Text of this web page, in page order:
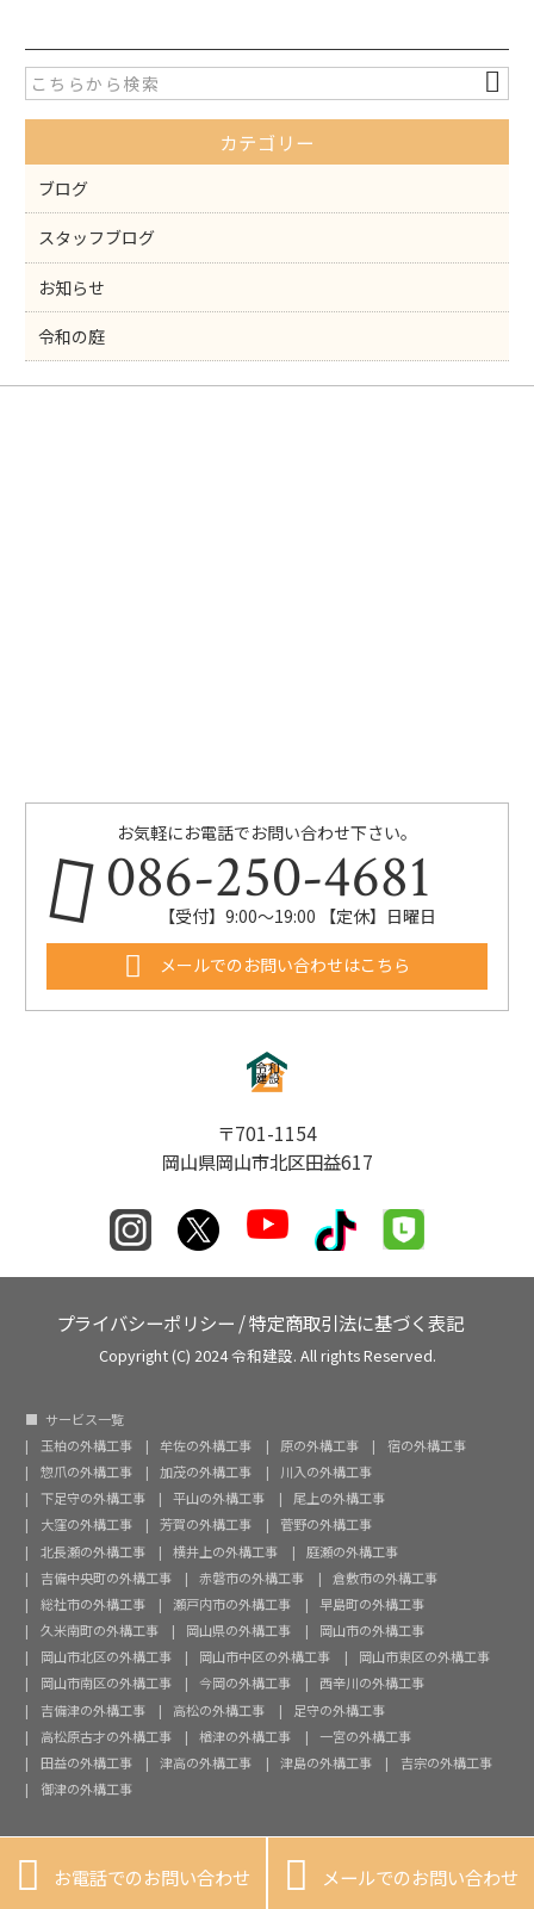
e
b
o
o
k
er
カテゴリー
ブログ
スタッフブログ
お知らせ
令和の庭
お気軽にお電話でお問い合わせ下さい。
086-250-4681
【受付】9:00〜19:00 【定休】日曜日
メールでのお問い合わせはこちら
〒701-1154
岡山県岡山市北区田益617
プライバシーポリシー /特定商取引法に基づく表記
Copyright (C) 2024 令和建設. All rights Reserved.
サービス一覧
玉柏の外構工事
牟佐の外構工事 原の外構工事
宿の外構工事
惣爪の外構工事
加茂の外構工事
川入の外構工事
下足守の外構工事
平山の外構工事
尾上の外構工事
大窪の外構工事
芳賀の外構工事
菅野の外構工事
北長瀬の外構工事
横井上の外構工事
庭瀬の外構工事
吉備中央町の外構工事
赤磐市の外構工事
倉敷市の外構工事
総社市の外構工事
瀬戸内市の外構工事
早島町の外構工事
久米南町の外構工事
岡山県の外構工事
岡山市の外構工事
岡山市北区の外構工事
岡山市中区の外構工事
岡山市東区の外構工事
岡山市南区の外構工事
今岡の外構工事
西辛川の外構工事
吉備津の外構工事
高松の外構工事
足守の外構工事
高松原古才の外構工事
楢津の外構工事
一宮の外構工事
田益の外構工事
津高の外構工事 津島の外構工事
吉宗の外構工事
御津の外構工事
 お電話でのお問い合わせ  メールでのお問い合わせ